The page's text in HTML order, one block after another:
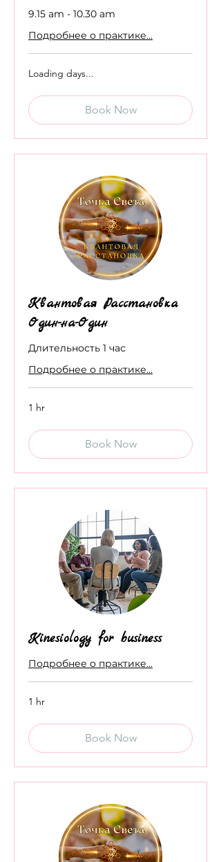
9.15 am - 10.30 am
Подробнее о практике...
Loading days...
Book Now
Квантовая Расстановка
Один-на-Один
Длительность 1 час
Подробнее о практике...
1 hr
Book Now
Kinesiology for business
Подробнее о практике...
1 hr
Book Now